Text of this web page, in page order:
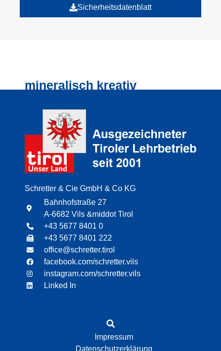
Sicherheitsdatenblatt
mineralisch kreativ
Schretter & Cie GmbH & Co KG
Bahnhofstraße 27
A-6682 Vils &middot Tirol
+43 5677 8401 0
+43 5677 8401 222
office@schretter.tirol
facebook.com/schretter.vils
instagram.com/schretter.vils
Linked In
Impressum
Datenschutzerklärung